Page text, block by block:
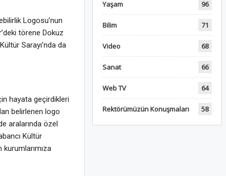
Logosu’nun
törene Dokuz
Sarayı’nda da
hayata geçirdikleri
belirlenen logo
aralarında özel
Kültür
Yaşam 96
Bilim 71
Video 68
Sanat 66
Web TV 64
Rektörümüzün Konuşmaları 58